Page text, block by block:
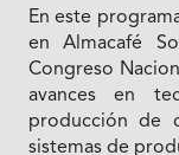
En este
en Almacafé
Congreso
avances en
producción de
sistemas de